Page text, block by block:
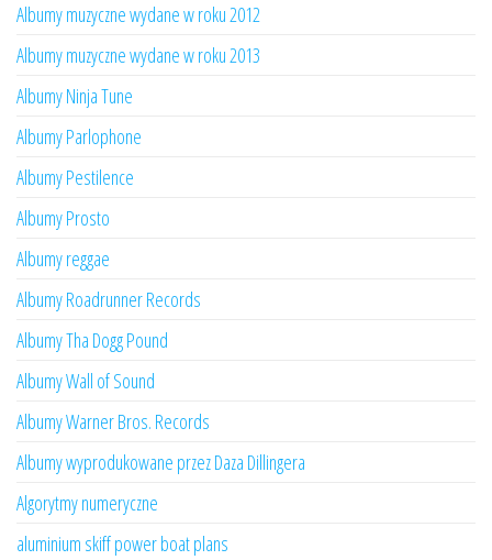
Albumy muzyczne wydane w roku 2012
Albumy muzyczne wydane w roku 2013
Albumy Ninja Tune
Albumy Parlophone
Albumy Pestilence
Albumy Prosto
Albumy reggae
Albumy Roadrunner Records
Albumy Tha Dogg Pound
Albumy Wall of Sound
Albumy Warner Bros. Records
Albumy wyprodukowane przez Daza Dillingera
Algorytmy numeryczne
aluminium skiff power boat plans